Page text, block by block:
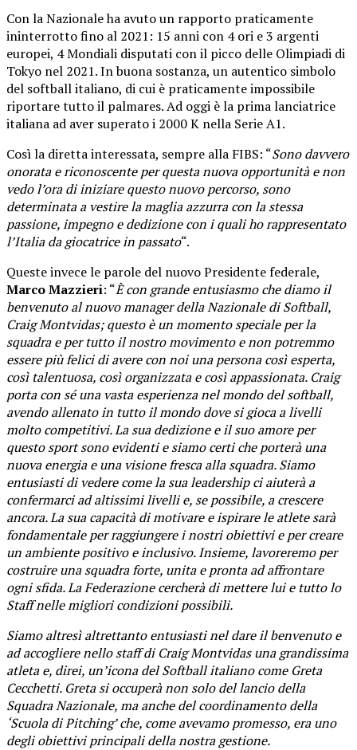
Con la Nazionale ha avuto un rapporto praticamente
ininterrotto fino al 2021: 15 anni con 4 ori e 3 argenti
europei, 4 Mondiali disputati con il picco delle Olimpiadi di
Tokyo nel 2021. In buona sostanza, un autentico simbolo
del softball italiano, di cui è praticamente impossibile
riportare tutto il palmares. Ad oggi è la prima lanciatrice
italiana ad aver superato i 2000 K nella Serie A1.
Così la diretta interessata, sempre alla FIBS: “Sono davvero
onorata e riconoscente per questa nuova opportunità e non
vedo l’ora di iniziare questo nuovo percorso, sono
determinata a vestire la maglia azzurra con la stessa
passione, impegno e dedizione con i quali ho rappresentato
l’Italia da giocatrice in passato“.
Queste invece le parole del nuovo Presidente federale,
Marco Mazzieri: “È con grande entusiasmo che diamo il
benvenuto al nuovo manager della Nazionale di Softball,
Craig Montvidas; questo è un momento speciale per la
squadra e per tutto il nostro movimento e non potremmo
essere più felici di avere con noi una persona così esperta,
così talentuosa, così organizzata e così appassionata. Craig
porta con sé una vasta esperienza nel mondo del softball,
avendo allenato in tutto il mondo dove si gioca a livelli
molto competitivi. La sua dedizione e il suo amore per
questo sport sono evidenti e siamo certi che porterà una
nuova energia e una visione fresca alla squadra. Siamo
entusiasti di vedere come la sua leadership ci aiuterà a
confermarci ad altissimi livelli e, se possibile, a crescere
ancora. La sua capacità di motivare e ispirare le atlete sarà
fondamentale per raggiungere i nostri obiettivi e per creare
un ambiente positivo e inclusivo. Insieme, lavoreremo per
costruire una squadra forte, unita e pronta ad affrontare
ogni sfida. La Federazione cercherà di mettere lui e tutto lo
Staff nelle migliori condizioni possibili.
Siamo altresì altrettanto entusiasti nel dare il benvenuto e
ad accogliere nello staff di Craig Montvidas una grandissima
atleta e, direi, un’icona del Softball italiano come Greta
Cecchetti. Greta si occuperà non solo del lancio della
Squadra Nazionale, ma anche del coordinamento della
‘Scuola di Pitching’ che, come avevamo promesso, era uno
degli obiettivi principali della nostra gestione.